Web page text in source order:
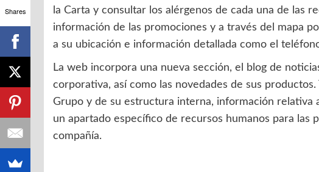
la Carta y consultar los alérgenos de cada una de las
información de las promociones y a través del mapa
a su ubicación e información detallada como el
La web incorpora una nueva sección, el blog de
corporativa, así como las novedades de sus
Grupo y de su estructura interna, información relativa
un apartado específico de recursos humanos para las
compañía.
Shares